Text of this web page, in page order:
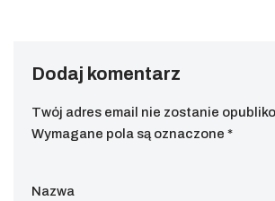
Dodaj komentarz
Twój adres email nie zostanie
Wymagane pola są oznaczone *
Nazwa